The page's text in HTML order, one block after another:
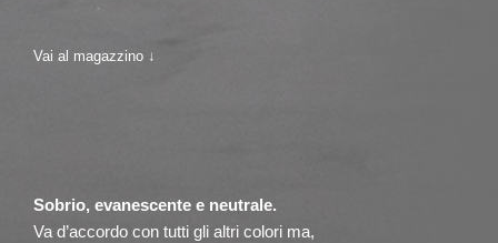
Vai al magazzino ↓
Sobrio, evanescente e neutrale.
Va d’accordo con tutti gli altri colori ma,